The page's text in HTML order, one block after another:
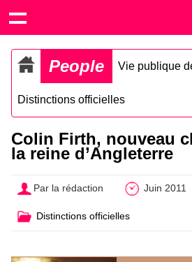
People Vie publique
Distinctions officielles
Colin Firth, nouveau
la reine d’Angleterre
Par la rédaction Juin 2011
Distinctions officielles